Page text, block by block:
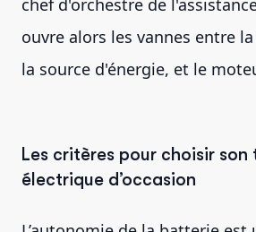
chef d'orchestre de
ouvre alors les vannes entre
la source d'énergie, et le
Les critères pour choisir
électrique d’occasion